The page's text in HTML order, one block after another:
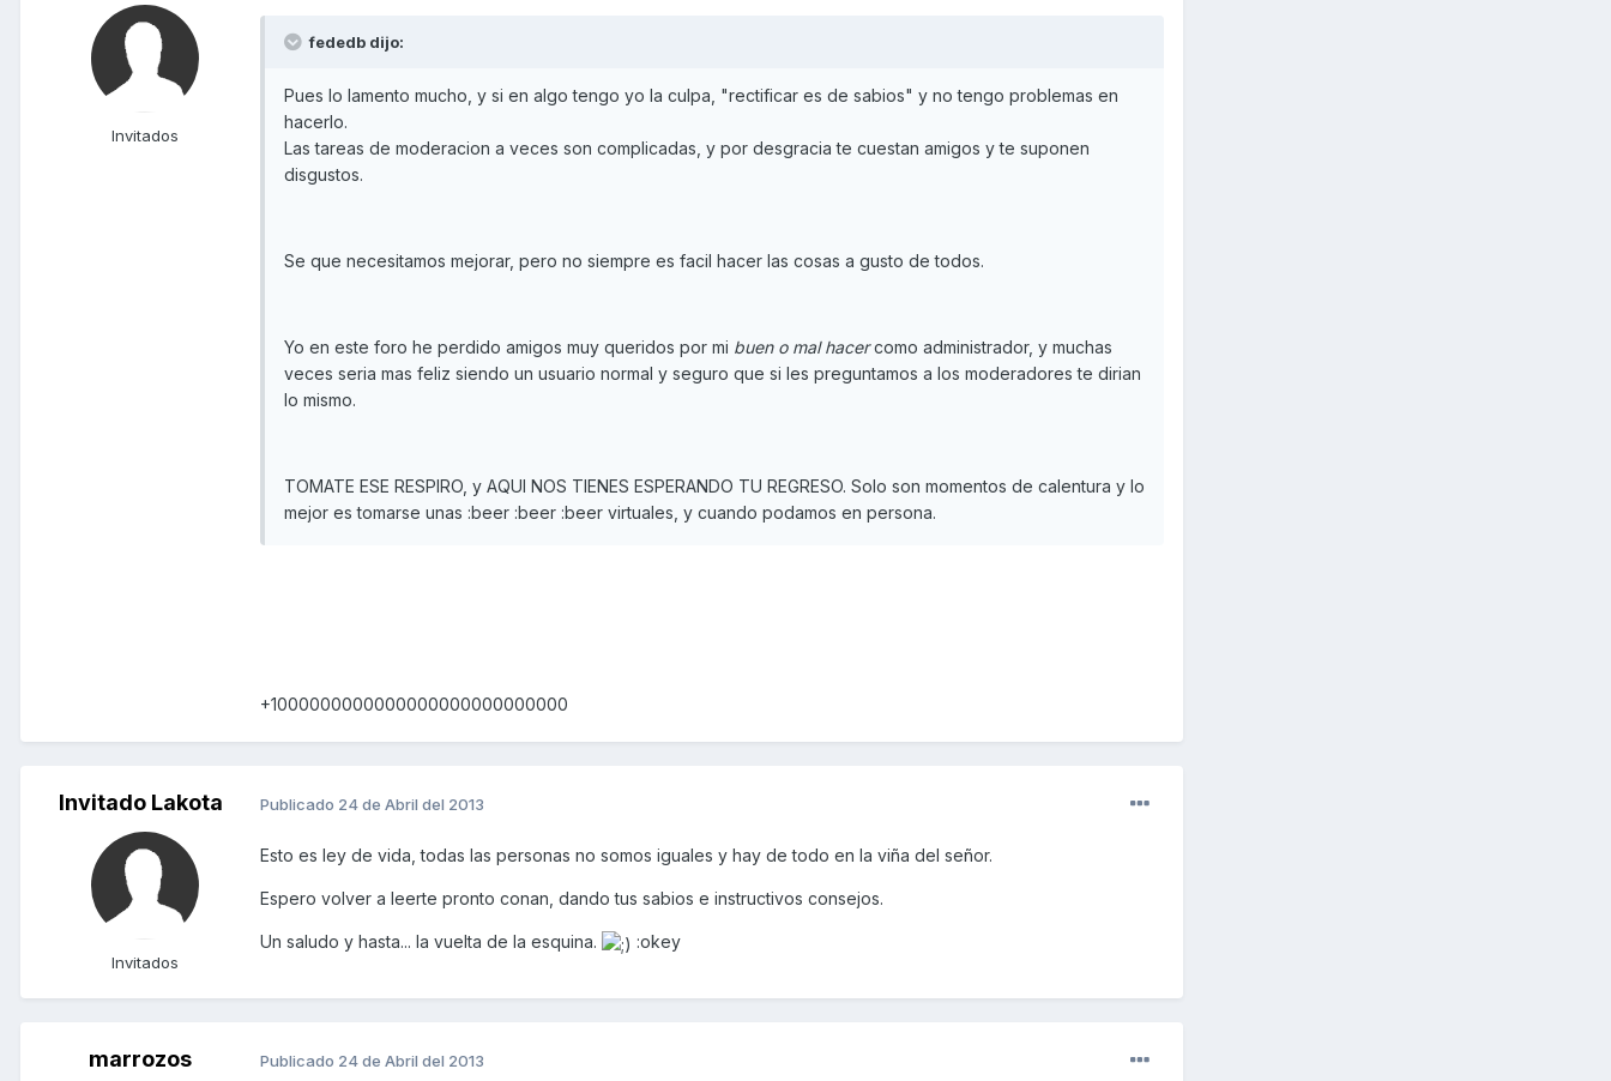
Invitados
fededb dijo:
Pues lo lamento mucho, y si en algo tengo yo la culpa, "rectificar es de sabios" y no tengo problemas en
hacerlo.
Las tareas de moderacion a veces son complicadas, y por desgracia te cuestan amigos y te suponen
disgustos.
Se que necesitamos mejorar, pero no siempre es facil hacer las cosas a gusto de todos.
Yo en este foro he perdido amigos muy queridos por mi buen o mal hacercomo administrador, y muchas
veces seria mas feliz siendo un usuario normal y seguro que si les preguntamos a los moderadores te dirian
lo mismo.
TOMATE ESE RESPIRO, y AQUI NOS TIENES ESPERANDO TU REGRESO. Solo son momentos de calentura y lo
mejor es tomarse unas :beer :beer :beer virtuales, y cuando podamos en persona.
+1000000000000000000000000000
Invitado Lakota
Invitados
Publicado 24 de Abril del 2013
Esto es ley de vida, todas las personas no somos iguales y hay de todo en la viña del señor.
Espero volver a leerte pronto conan, dando tus sabios e instructivos consejos.
Un saludo y hasta... la vuelta de la esquina. :okey
marrozos Publicado 24 de Abril del 2013